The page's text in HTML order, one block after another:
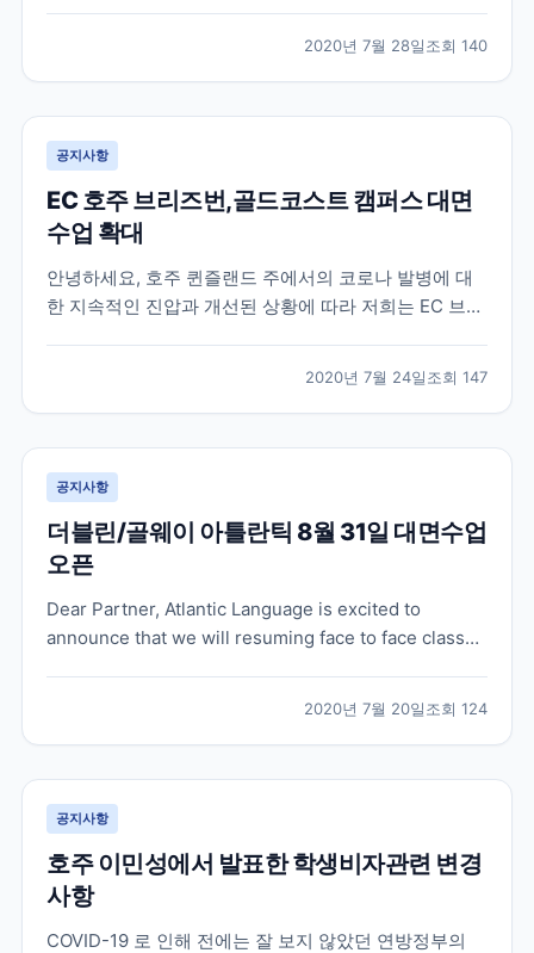
지라 등에 따르면 미국이 가을학기에 모든 강의를 온라
인으로만 진행하는 대학에 등록하려는 “ 신입 국...
2020년 7월 28일조회 140
공지사항
EC 호주 브리즈번,골드코스트 캠퍼스 대면
수업 확대
안녕하세요, 호주 퀸즐랜드 주에서의 코로나 발병에 대
한 지속적인 진압과 개선된 상황에 따라 저희는 EC 브리
일간 (월요일, 화요일, 수요일) 캠퍼스 내에서 대면수업
이 진행되며, 목요일과 금요일 에는 온라인 수업...
2020년 7월 24일조회 147
공지사항
더블린/골웨이 아틀란틱 8월 31일 대면수업
오픈
Dear Partner, Atlantic Language is excited to
announce that we will resuming face to face classes
2020년 7월 20일조회 124
공지사항
호주 이민성에서 발표한 학생비자관련 변경
사항
COVID-19 로 인해 전에는 잘 보지 않았던 연방정부의